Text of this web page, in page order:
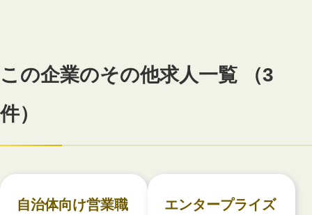
この企業のその他求人一覧 （3
件）
自治体向け営業職
エンタープライズ